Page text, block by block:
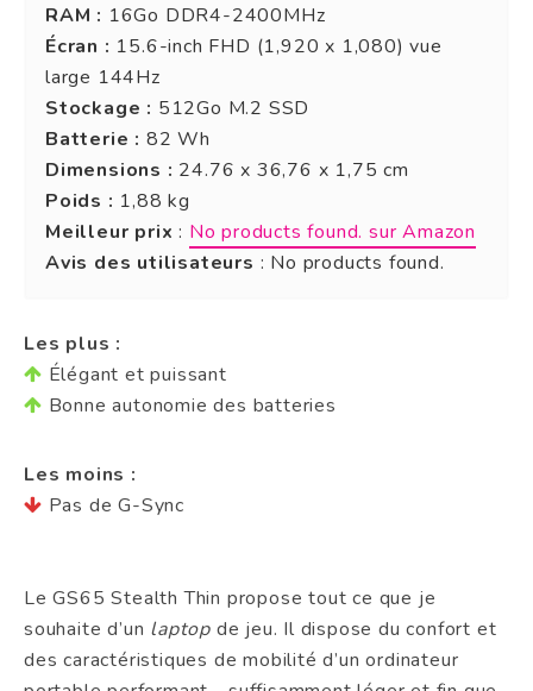
RAM : 16Go DDR4-2400MHz
Écran : 15.6-inch FHD (1,920 x 1,080) vue
large 144Hz
Stockage : 512Go M.2 SSD
Batterie : 82 Wh
Dimensions : 24.76 x 36,76 x 1,75 cm
Poids : 1,88 kg
Meilleur prix : No products found. sur Amazon
Avis des utilisateurs : No products found.
Les plus :
Élégant et puissant
Bonne autonomie des batteries
Les moins :
Pas de G-Sync
Le GS65 Stealth Thin propose tout ce que je
souhaite d’un laptop de jeu. Il dispose du confort et
des caractéristiques de mobilité d’un ordinateur